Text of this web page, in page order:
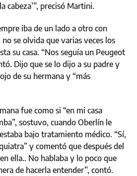
cabeza’”, precisó Martini.
iba de un lado a otro con
se olvida que varias veces los
su casa. “Nos seguía un Peugeot
Dijo que se lo dijo a su padre y
de su hermana y “más
fue como si “en mi casa
sostuvo, cuando Oberlín le
bajo tratamiento médico. “Sí,
y comentó que después del
ella.. No hablaba y lo poco que
de hacerla entender”, contó.